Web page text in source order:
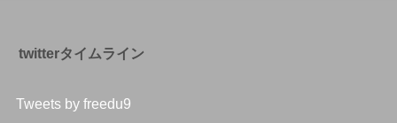
twitterタイムライン
Tweets by freedu9